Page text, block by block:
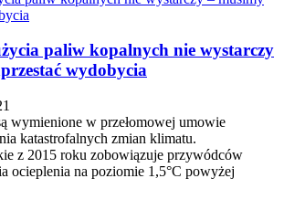
paliw kopalnych nie wystarczy
wydobycia
wymienione w przełomowej umowie
katastrofalnych zmian klimatu.
z 2015 roku zobowiązuje przywódców
ocieplenia na poziomie 1,5°C powyżej